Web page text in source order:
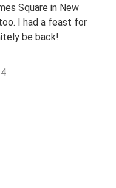
Square in New
I had a feast for
be back!